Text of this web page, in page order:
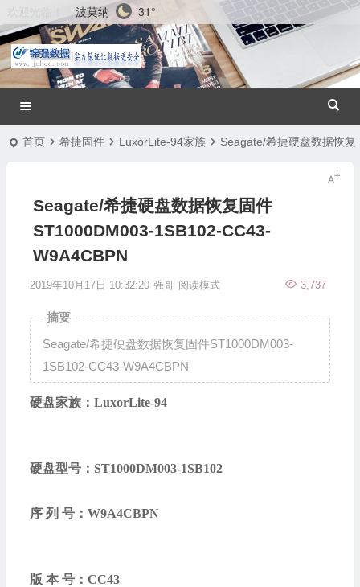
波莫纳 31°
首页 希捷固件 LuxorLite-94家族 Seagate/希捷硬盘数据恢
Seagate/希捷硬盘数据恢复固件
ST1000DM003-1SB102-CC43-
W9A4CBPN
2019年10月17日 10:32:20 强哥 3,737
阅读模式
摘要
Seagate/希捷硬盘数据恢复固件ST1000DM003-
1SB102-CC43-W9A4CBPN
硬盘家族： LuxorLite-94
硬盘型号： ST1000DM003-1SB102
序 列 号： W9A4CBPN
版 本 号： CC43